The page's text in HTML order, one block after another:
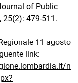
of Public
25(2): 479-511.
11 agosto
link:
n